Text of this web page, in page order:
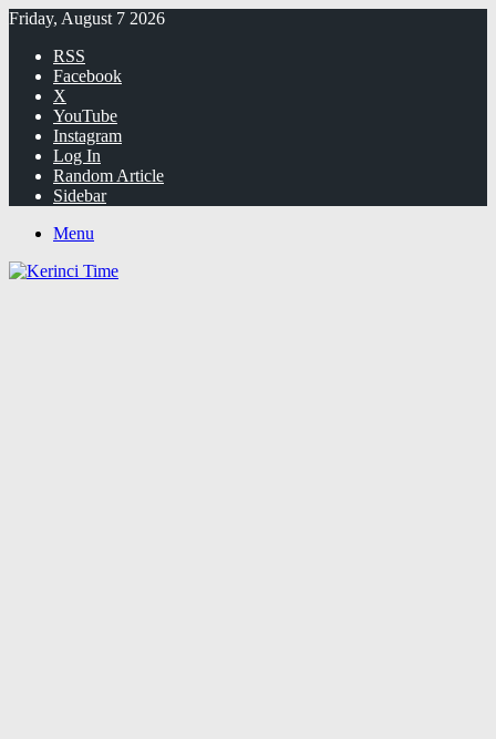
Friday, August 7 2026
RSS
Facebook
X
YouTube
Instagram
Log In
Random Article
Sidebar
Menu